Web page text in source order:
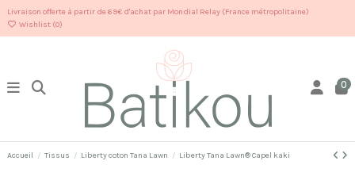
Livraison offerte à partir de 69€ d'achat par Mondial Relay (France métropolitaine)
Wishlist (0)
0
Accueil Tissus Liberty coton Tana Lawn Liberty Tana Lawn® Capel kaki